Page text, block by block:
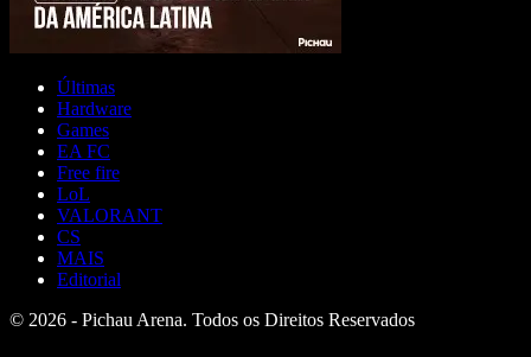
Últimas
Hardware
Games
EA FC
Free fire
LoL
VALORANT
CS
MAIS
Editorial
© 2026 - Pichau Arena. Todos os Direitos Reservados